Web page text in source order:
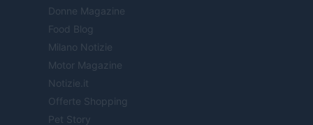
Donne Magazine
Food Blog
Milano Notizie
Motor Magazine
Notizie.it
Offerte Shopping
Pet Story